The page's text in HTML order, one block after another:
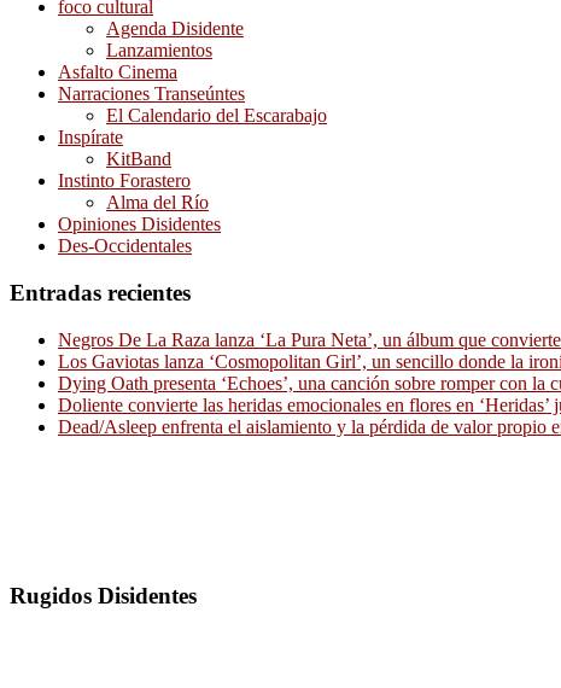
foco cultural
Agenda Disidente
Lanzamientos
Asfalto Cinema
Narraciones Transeúntes
El Calendario del Escarabajo
Inspírate
KitBand
Instinto Forastero
Alma del Río
Opiniones Disidentes
Des-Occidentales
Entradas recientes
Negros De La Raza lanza ‘La Pura Neta’, un álbum que
Los Gaviotas lanza ‘Cosmopolitan Girl’, un sencillo donde la
Dying Oath presenta ‘Echoes’, una canción sobre romper con la
Doliente convierte las heridas emocionales en flores en
Dead/Asleep enfrenta el aislamiento y la pérdida de valor propio
Rugidos Disidentes